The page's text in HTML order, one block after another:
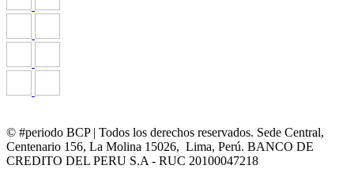
© #periodo BCP | Todos los derechos reservados. Sede Central,
Centenario 156, La Molina 15026, Lima, Perú. BANCO DE
CREDITO DEL PERU S.A - RUC 20100047218